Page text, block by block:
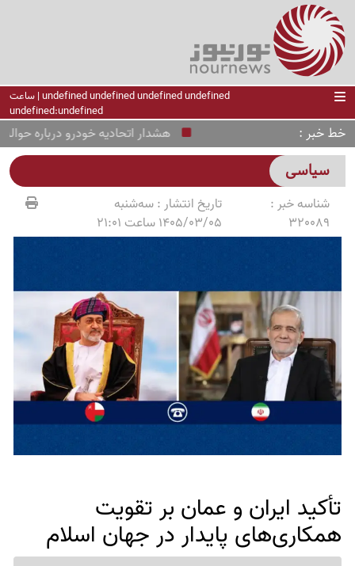
undefined undefined undefined undefined | ساعت
undefined:undefined
خط خبر هشدار اتحادیه خودرو درباره
سیاسی
شناسه خبر :
320089
تاریخ انتشار :سه‌شنبه
1405/03/05 ساعت 21:01
تأکید ایران و عمان بر تقویت
همکاری‌های پایدار در جهان اسلام